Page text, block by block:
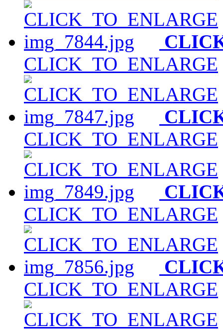
CLICK_TO_ENLARGE
CLICK_TO_ENLARGE
CLICK_TO_ENLARGE
CLICK_TO_ENLARGE